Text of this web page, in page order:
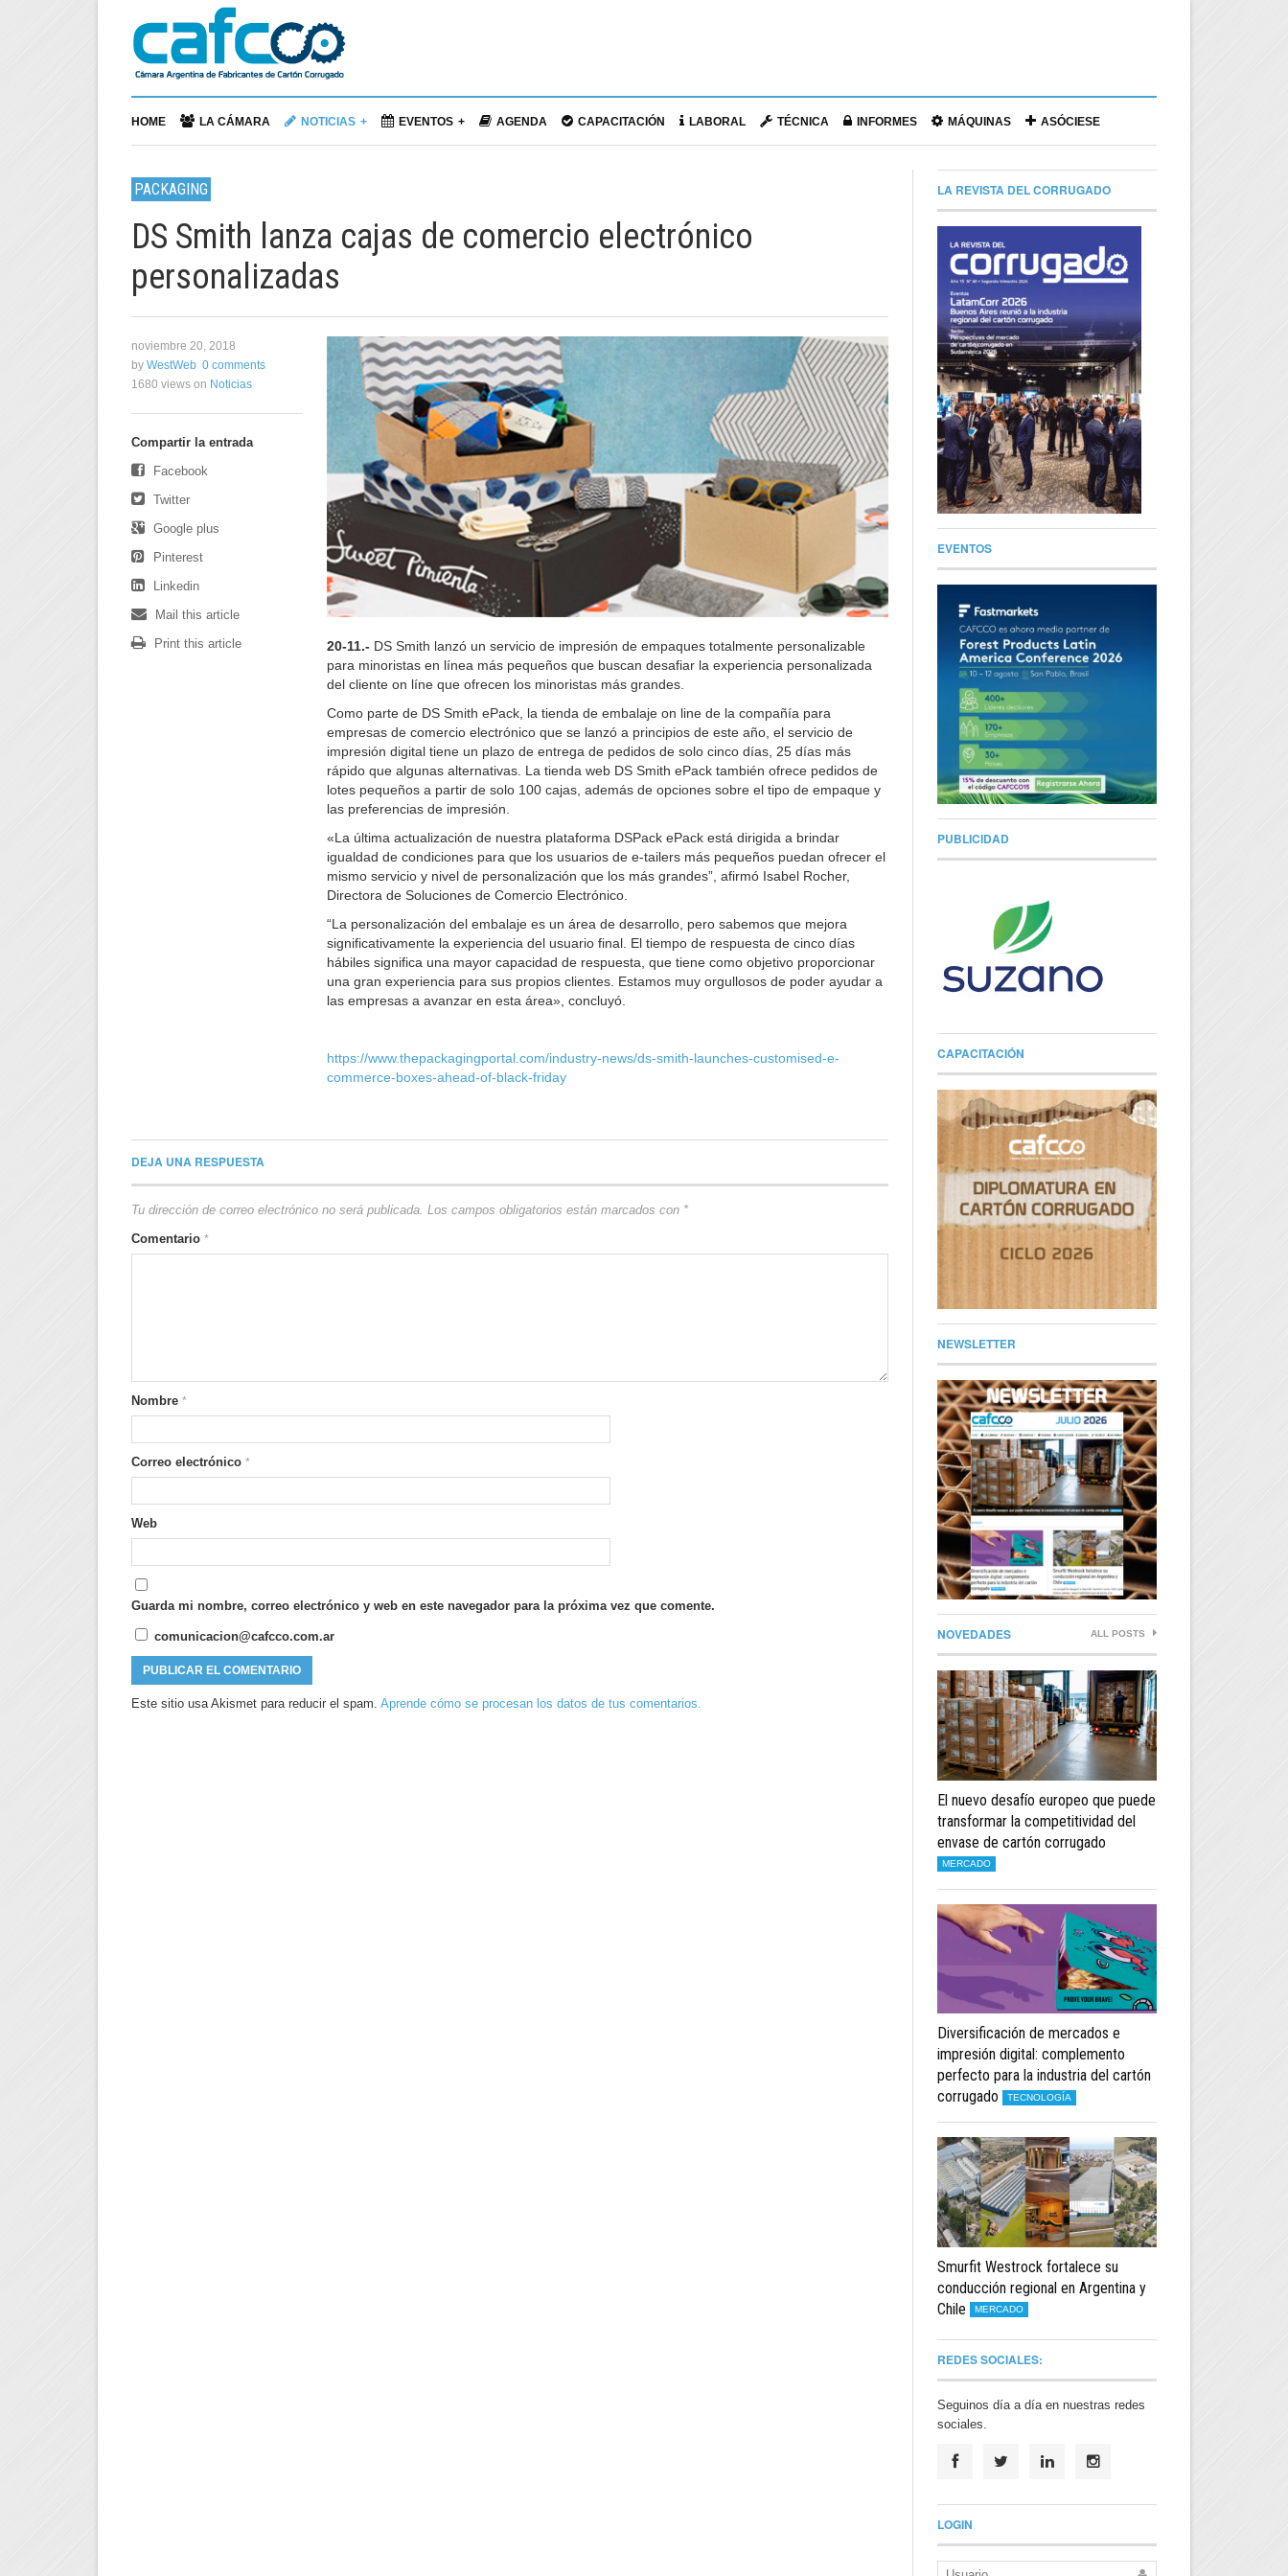
HOME LA CÁMARA NOTICIAS EVENTOS AGENDA CAPACITACIÓN LABORAL TÉCNICA INFORMES MÁQUINAS ASÓCIESE
PACKAGING
DS Smith lanza cajas de comercio electrónico
personalizadas
20-11.- DS Smith lanzó un servicio de impresión de empaques totalmente personalizable
para minoristas en línea más pequeños que buscan desafiar la experiencia personalizada
del cliente on líne que ofrecen los minoristas más grandes.
Como parte de DS Smith ePack, la tienda de embalaje on line de la compañía para
empresas de comercio electrónico que se lanzó a principios de este año, el servicio de
impresión digital tiene un plazo de entrega de pedidos de solo cinco días, 25 días más
rápido que algunas alternativas. La tienda web DS Smith ePack también ofrece pedidos de
lotes pequeños a partir de solo 100 cajas, además de opciones sobre el tipo de empaque y
las preferencias de impresión.
«La última actualización de nuestra plataforma DSPack ePack está dirigida a brindar
igualdad de condiciones para que los usuarios de e-tailers más pequeños puedan ofrecer el
mismo servicio y nivel de personalización que los más grandes”, afirmó Isabel Rocher,
Directora de Soluciones de Comercio Electrónico.
“La personalización del embalaje es un área de desarrollo, pero sabemos que mejora
significativamente la experiencia del usuario final. El tiempo de respuesta de cinco días
hábiles significa una mayor capacidad de respuesta, que tiene como objetivo proporcionar
una gran experiencia para sus propios clientes. Estamos muy orgullosos de poder ayudar a
las empresas a avanzar en esta área», concluyó.
https://www.thepackagingportal.com/industry-news/ds-smith-launches-customised-e-
commerce-boxes-ahead-of-black-friday
noviembre 20, 2018
by WestWeb 0 comments
1680 views on Noticias
Compartir la entrada
Facebook
Twitter
Google plus
Pinterest
Linkedin
Mail this article
Print this article
DEJA UNA RESPUESTA
Tu dirección de correo electrónico no será publicada. Los campos obligatorios están marcados con *
Comentario *
Nombre *
Correo electrónico *
Web
Guarda mi nombre, correo electrónico y web en este navegador para la próxima vez que comente.
comunicacion@cafcco.com.ar
Este sitio usa Akismet para reducir el spam. Aprende cómo se procesan los datos de tus comentarios.
LA REVISTA DEL CORRUGADO
EVENTOS
PUBLICIDAD
CAPACITACIÓN
NEWSLETTER
NOVEDADES ALL POSTS
El nuevo desafío europeo que puede
transformar la competitividad del
envase de cartón corrugado
MERCADO
Diversificación de mercados e
impresión digital: complemento
perfecto para la industria del cartón
corrugado
TECNOLOGÍA
Smurfit Westrock fortalece su
conducción regional en Argentina y
Chile
MERCADO
REDES SOCIALES:
Seguinos día a día en nuestras redes
sociales.
LOGIN